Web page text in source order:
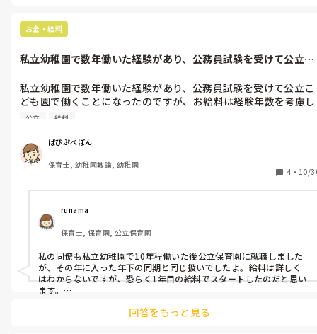
お金・給料
私立幼稚園で数年働いた経験があり、公務員試験を受けて公立こ
私立幼稚園で数年働いた経験があり、公務員試験を受けて公立こ
ども園で働くことになったのですが、お給料は経験年数を考慮し
てくれるのでしょうか？それとも、一年目の公務員の保育教諭の
い！
公立 給料
ぱぴぷぺぽん
保育士, 幼稚園教諭, 幼稚園
4 ・ 10/
runama
保育士, 保育園, 公立保育園
私の同僚も私立幼稚園で10年程働いた後公立保育園に就職しました
が、その年に入った年下の同期と同じ扱いでしたよ。給料は詳しく
はわからないですが、恐らく1年目の給料でスタートしたのだと思い
ます。
ど、正職員1年目からの給料だと聞いたことがあるので、経験年数は
回答をもっと見る